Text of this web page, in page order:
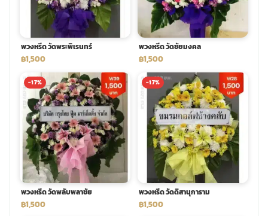
พวงหรีด วัดพระพิเรนทร์
฿1,500
พวงหรีด วัดชัยมงคล
฿1,500
-17%
พวงหรีด วัดพลับพลาชัย
฿1,500
-17%
พวงหรีด วัดดิสานุการาม
฿1,500